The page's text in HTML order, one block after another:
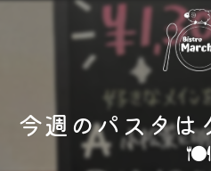
今週のパスタは